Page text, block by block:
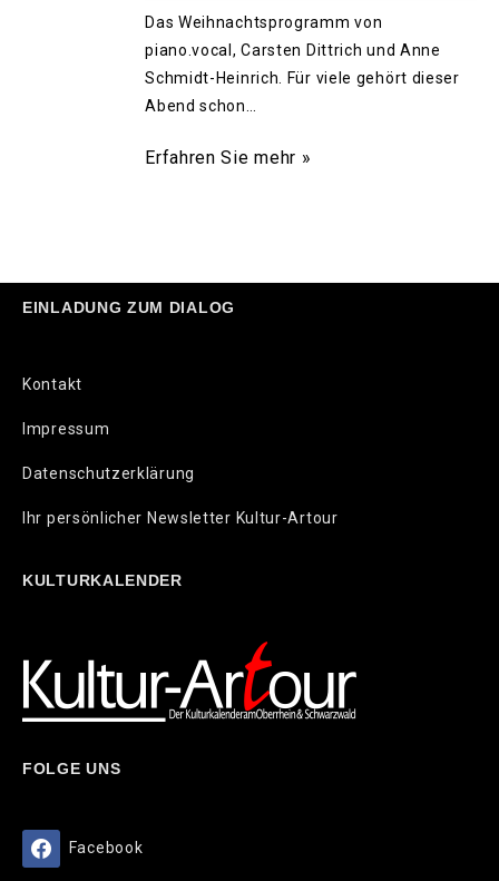
Das Weihnachtsprogramm von
piano.vocal, Carsten Dittrich und Anne
Schmidt-Heinrich. Für viele gehört dieser
Abend schon…
Erfahren Sie mehr »
EINLADUNG ZUM DIALOG
Kontakt
Impressum
Datenschutzerklärung
Ihr persönlicher Newsletter Kultur-Artour
KULTURKALENDER
FOLGE UNS
Facebook